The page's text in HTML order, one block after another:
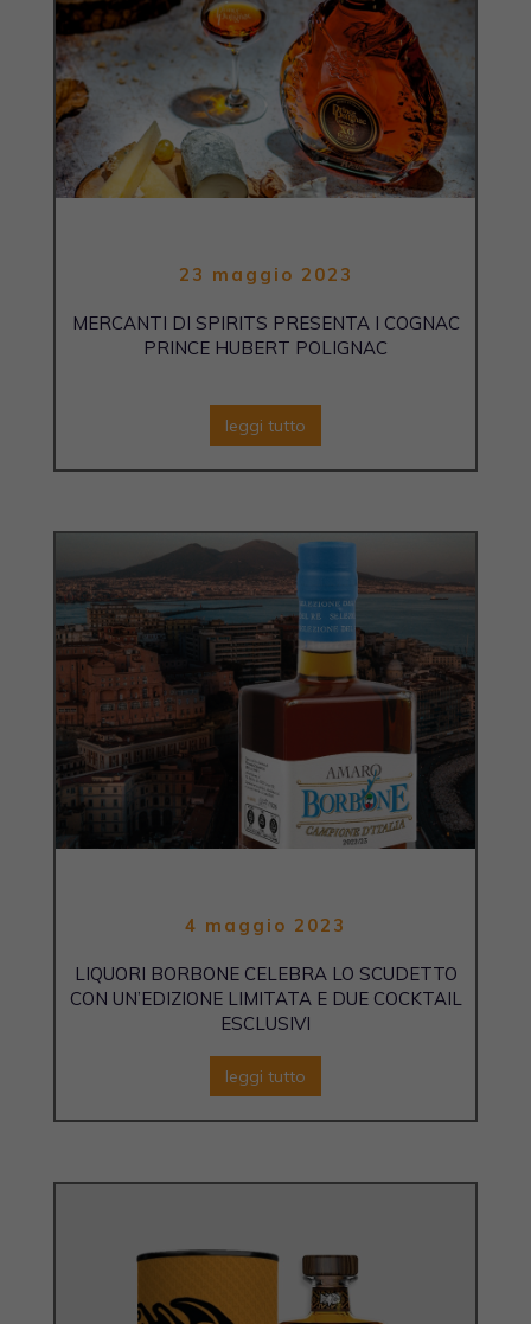
23 maggio 2023
MERCANTI DI SPIRITS PRESENTA I COGNAC
PRINCE HUBERT POLIGNAC
leggi tutto
4 maggio 2023
LIQUORI BORBONE CELEBRA LO SCUDETTO
CON UN’EDIZIONE LIMITATA E DUE COCKTAIL
ESCLUSIVI
leggi tutto